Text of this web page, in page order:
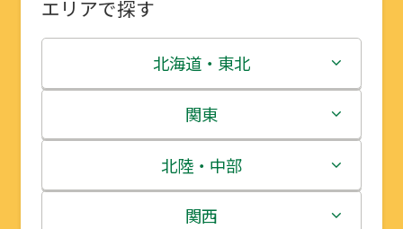
エリアで探す
北海道・東北
北海道
青森県
岩手県
関東
茨城県
栃木県
北陸・中部
新潟県
関西